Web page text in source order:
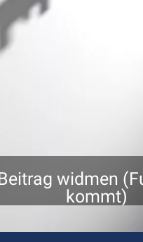
widmen
kommt)